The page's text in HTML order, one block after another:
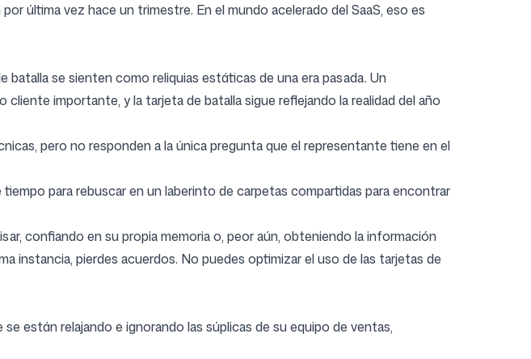
última vez hace un trimestre. En el mundo acelerado del SaaS, eso es
batalla se sienten como reliquias estáticas de una era pasada. Un
importante, y la tarjeta de batalla sigue reflejando la realidad del año
pero no responden a la única pregunta que el representante tiene en el
para rebuscar en un laberinto de carpetas compartidas para encontrar
confiando en su propia memoria o, peor aún, obteniendo la información
instancia, pierdes acuerdos. No puedes optimizar el uso de las tarjetas de
están relajando e ignorando las súplicas de su equipo de ventas,